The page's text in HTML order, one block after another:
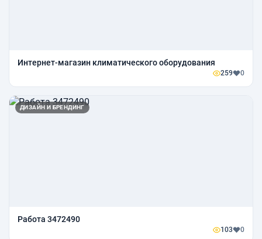
Интернет-магазин климатического оборудования
259 0
ДИЗАЙН И БРЕНДИНГ
Работа 3472490
103 0